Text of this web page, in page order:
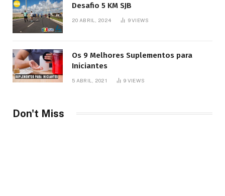
Desafio 5 KM SJB
20 ABRIL, 2024 9VIEWS
Os 9 Melhores Suplementos para
Iniciantes
5 ABRIL, 2021 9 VIEWS
Don't Miss